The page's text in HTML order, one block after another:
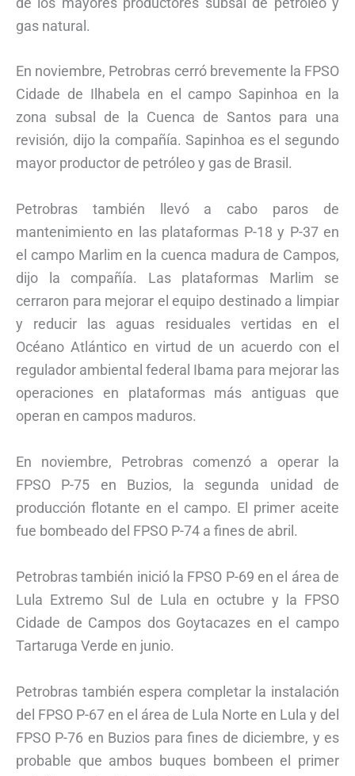
gas natural.
En noviembre, Petrobras cerró brevemente la FPSO
Cidade de Ilhabela en el campo Sapinhoa ​​en la
zona subsal de la Cuenca de Santos para una
revisión, dijo la compañía. Sapinhoa ​​es el segundo
mayor productor de petróleo y gas de Brasil.
Petrobras también llevó a cabo paros de
mantenimiento en las plataformas P-18 y P-37 en
el campo Marlim en la cuenca madura de Campos,
dijo la compañía. Las plataformas Marlim se
cerraron para mejorar el equipo destinado a limpiar
y reducir las aguas residuales vertidas en el
Océano Atlántico en virtud de un acuerdo con el
regulador ambiental federal Ibama para mejorar las
operaciones en plataformas más antiguas que
operan en campos maduros.
En noviembre, Petrobras comenzó a operar la
FPSO P-75 en Buzios, la segunda unidad de
producción flotante en el campo. El primer aceite
fue bombeado del FPSO P-74 a fines de abril.
Petrobras también inició la FPSO P-69 en el área de
Lula Extremo Sul de Lula en octubre y la FPSO
Cidade de Campos dos Goytacazes en el campo
Tartaruga Verde en junio.
Petrobras también espera completar la instalación
del FPSO P-67 en el área de Lula Norte en Lula y del
FPSO P-76 en Buzios para fines de diciembre, y es
probable que ambos buques bombeen el primer